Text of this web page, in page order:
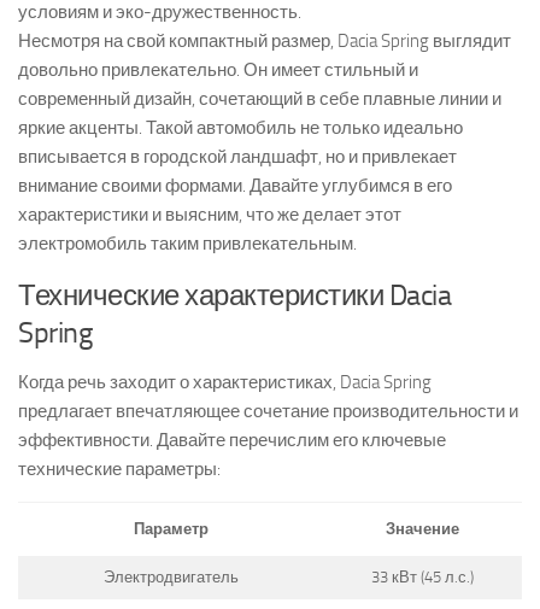
условиям и эко-дружественность.
Несмотря на свой компактный размер, Dacia Spring выглядит
довольно привлекательно. Он имеет стильный и
современный дизайн, сочетающий в себе плавные линии и
яркие акценты. Такой автомобиль не только идеально
вписывается в городской ландшафт, но и привлекает
внимание своими формами. Давайте углубимся в его
характеристики и выясним, что же делает этот
электромобиль таким привлекательным.
Технические характеристики Dacia
Spring
Когда речь заходит о характеристиках, Dacia Spring
предлагает впечатляющее сочетание производительности и
эффективности. Давайте перечислим его ключевые
технические параметры:
Параметр Значение
Электродвигатель 33 кВт (45 л.с.)